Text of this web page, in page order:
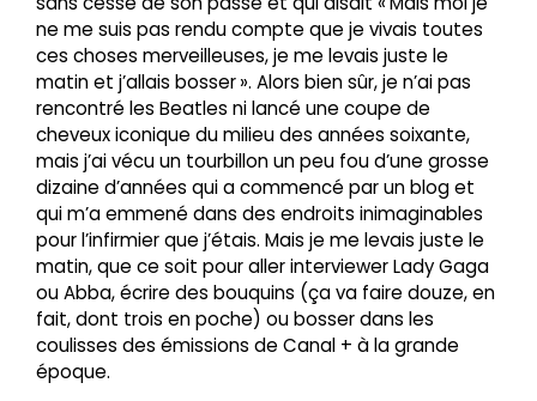
ne me suis pas rendu compte que je vivais toutes
ces choses merveilleuses, je me levais juste le
matin et j’allais bosser ». Alors bien sûr, je n’ai pas
rencontré les Beatles ni lancé une coupe de
cheveux iconique du milieu des années soixante,
mais j’ai vécu un tourbillon un peu fou d’une grosse
dizaine d’années qui a commencé par un blog et
qui m’a emmené dans des endroits inimaginables
pour l’infirmier que j’étais. Mais je me levais juste le
matin, que ce soit pour aller interviewer Lady Gaga
ou Abba, écrire des bouquins (ça va faire douze, en
fait, dont trois en poche) ou bosser dans les
coulisses des émissions de Canal + à la grande
époque.